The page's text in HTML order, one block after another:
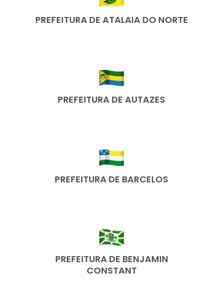
PREFEITURA DE ATALAIA DO NORTE
PREFEITURA DE AUTAZES
PREFEITURA DE BARCELOS
PREFEITURA DE BENJAMIN
CONSTANT